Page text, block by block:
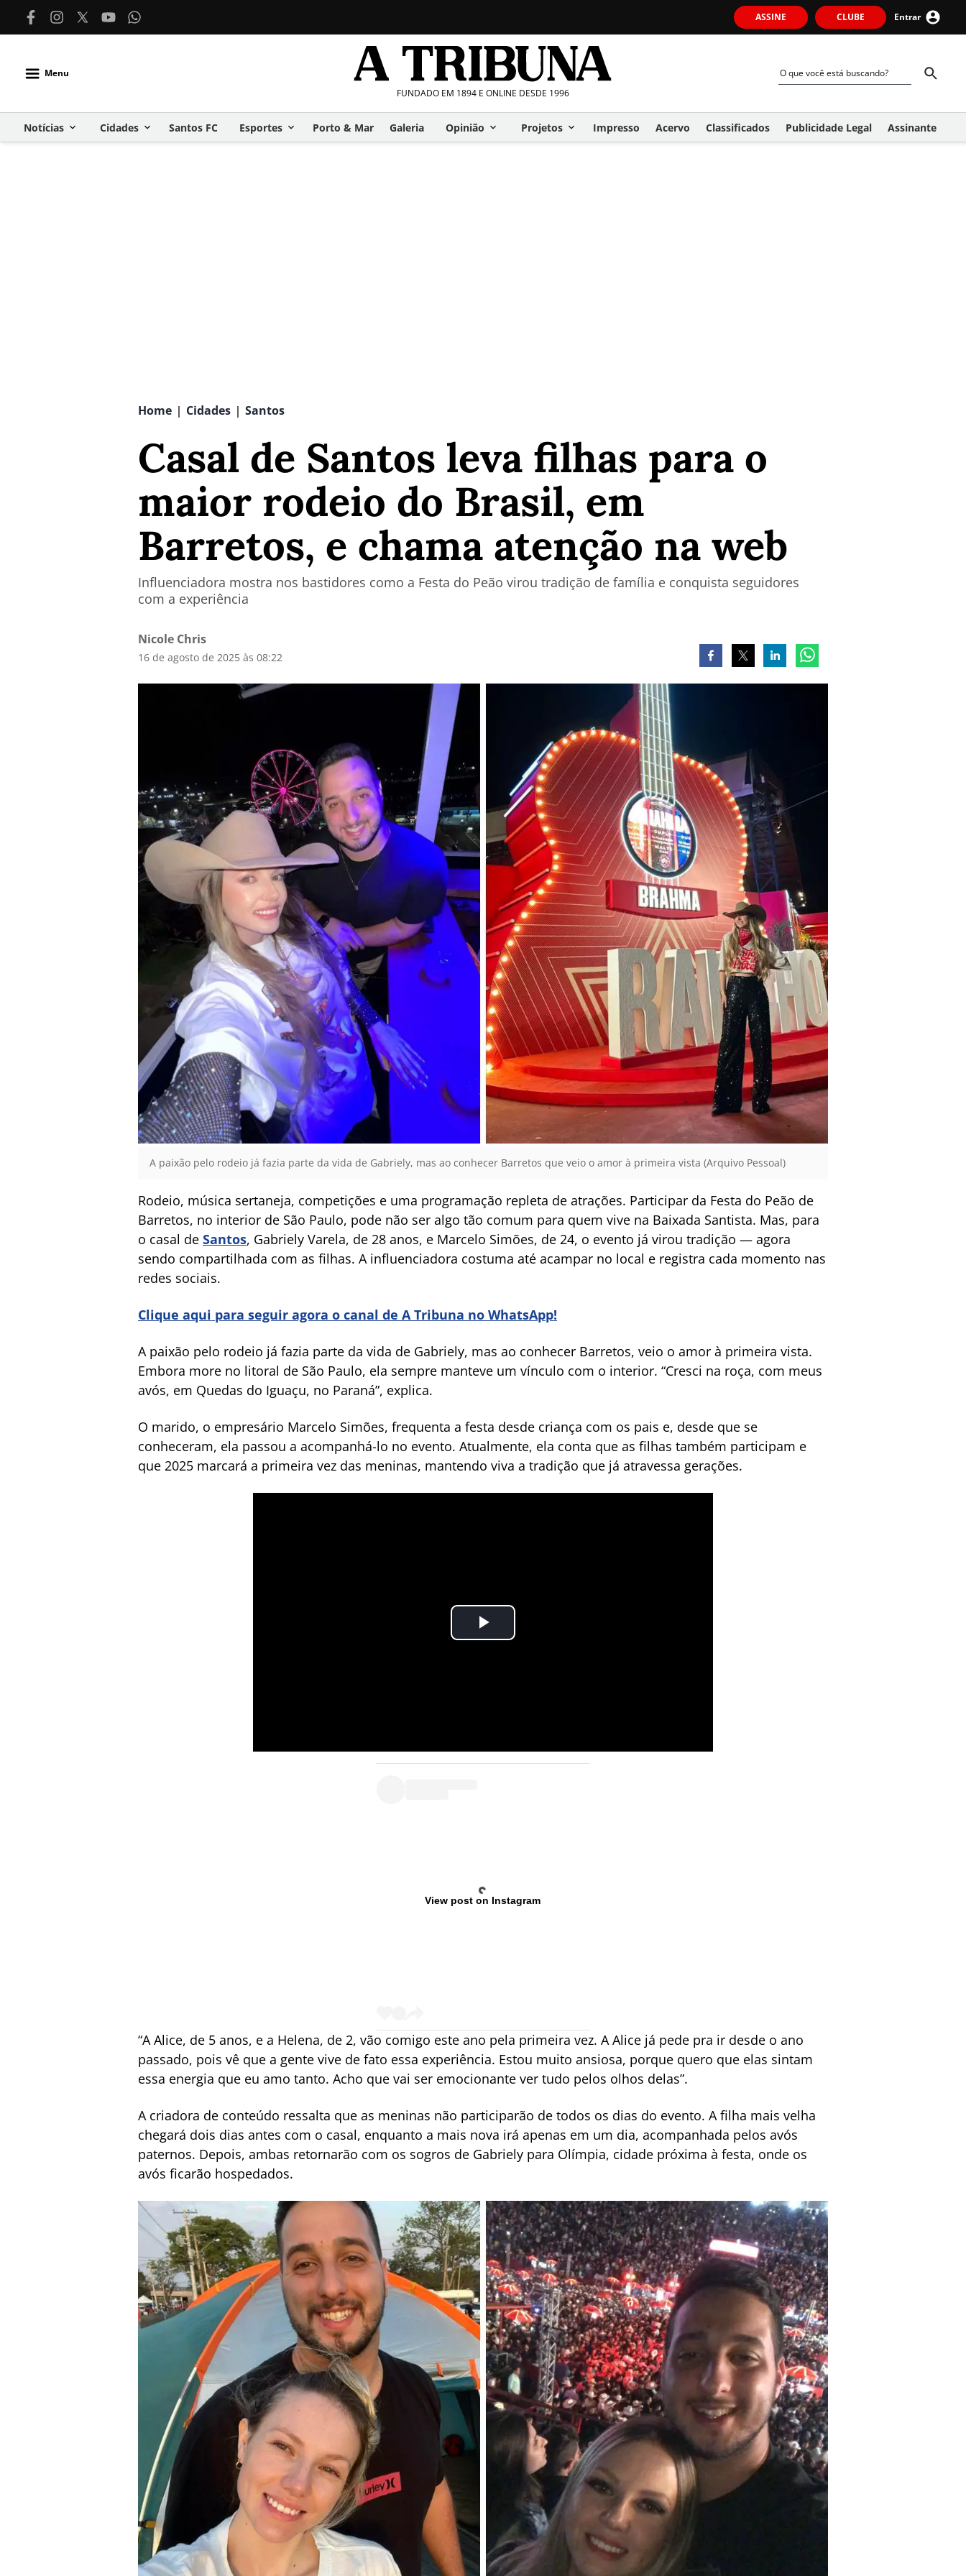
ASSINE CLUBE Entrar
Menu
FUNDADO EM 1894 E ONLINE DESDE 1996
Notícias Cidades Santos FC Esportes Porto & Mar Galeria Opinião Projetos Impresso Acervo Classificados Publicidade Legal Assinante
Home | Cidades | Santos
Casal de Santos leva filhas para o
maior rodeio do Brasil, em
Barretos, e chama atenção na web
Influenciadora mostra nos bastidores como a Festa do Peão virou tradição de família e conquista seguidores
com a experiência
Nicole Chris
16 de agosto de 2025 às 08:22
A paixão pelo rodeio já fazia parte da vida de Gabriely, mas ao conhecer Barretos que veio o amor à primeira vista (Arquivo Pessoal)
Rodeio, música sertaneja, competições e uma programação repleta de atrações. Participar da Festa do Peão de
Barretos, no interior de São Paulo, pode não ser algo tão comum para quem vive na Baixada Santista. Mas, para
o casal de Santos, Gabriely Varela, de 28 anos, e Marcelo Simões, de 24, o evento já virou tradição — agora
sendo compartilhada com as filhas. A influenciadora costuma até acampar no local e registra cada momento nas
redes sociais.
Clique aqui para seguir agora o canal de A Tribuna no WhatsApp!
A paixão pelo rodeio já fazia parte da vida de Gabriely, mas ao conhecer Barretos, veio o amor à primeira vista.
Embora more no litoral de São Paulo, ela sempre manteve um vínculo com o interior. “Cresci na roça, com meus
avós, em Quedas do Iguaçu, no Paraná”, explica.
O marido, o empresário Marcelo Simões, frequenta a festa desde criança com os pais e, desde que se
conheceram, ela passou a acompanhá-lo no evento. Atualmente, ela conta que as filhas também participam e
que 2025 marcará a primeira vez das meninas, mantendo viva a tradição que já atravessa gerações.
View post on Instagram
“A Alice, de 5 anos, e a Helena, de 2, vão comigo este ano pela primeira vez. A Alice já pede pra ir desde o ano
passado, pois vê que a gente vive de fato essa experiência. Estou muito ansiosa, porque quero que elas sintam
essa energia que eu amo tanto. Acho que vai ser emocionante ver tudo pelos olhos delas”.
A criadora de conteúdo ressalta que as meninas não participarão de todos os dias do evento. A filha mais velha
chegará dois dias antes com o casal, enquanto a mais nova irá apenas em um dia, acompanhada pelos avós
paternos. Depois, ambas retornarão com os sogros de Gabriely para Olímpia, cidade próxima à festa, onde os
avós ficarão hospedados.